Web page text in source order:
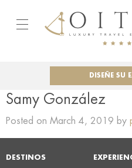
DISEÑE SU
Samy González
Posted on March 4, 2019 by
DESTINOS